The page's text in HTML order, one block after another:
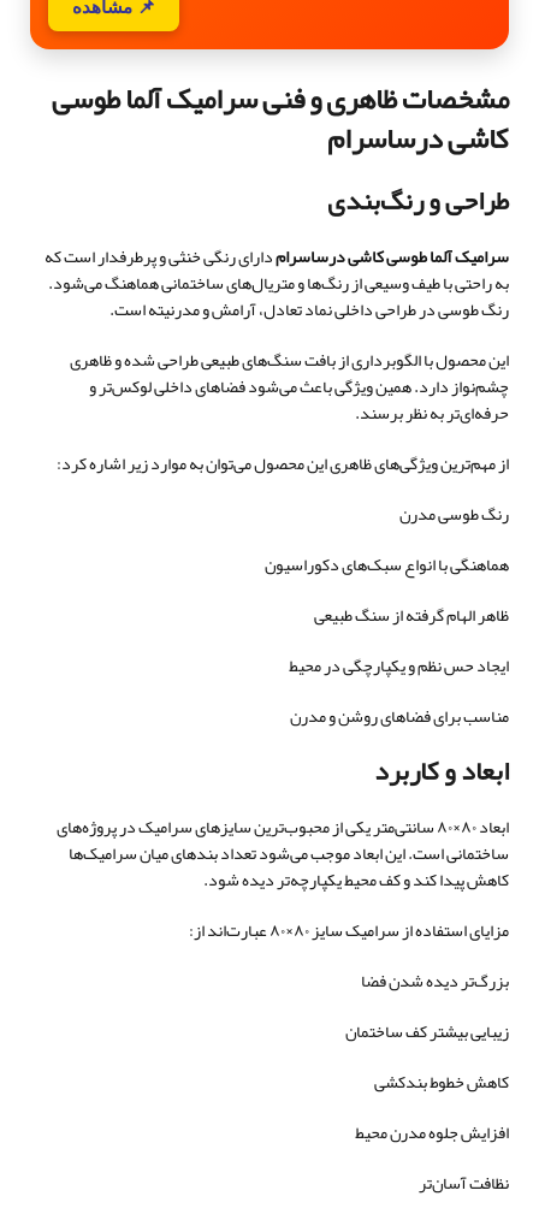
📌 مشاهده
مشخصات ظاهری و فنی سرامیک آلما طوسی
کاشی درساسرام
طراحی و رنگ‌بندی
سرامیک آلما طوسی کاشی درساسرامدارای رنگی خنثی و پرطرفدار است که
به راحتی با طیف وسیعی از رنگ‌ها و متریال‌های ساختمانی هماهنگ می‌شود.
رنگ طوسی در طراحی داخلی نماد تعادل، آرامش و مدرنیته است.
این محصول با الگوبرداری از بافت سنگ‌های طبیعی طراحی شده و ظاهری
چشم‌نواز دارد. همین ویژگی باعث می‌شود فضاهای داخلی لوکس‌تر و
حرفه‌ای‌تر به نظر برسند.
از مهم‌ترین ویژگی‌های ظاهری این محصول می‌توان به موارد زیر اشاره کرد:
رنگ طوسی مدرن
هماهنگی با انواع سبک‌های دکوراسیون
ظاهر الهام گرفته از سنگ طبیعی
ایجاد حس نظم و یکپارچگی در محیط
مناسب برای فضاهای روشن و مدرن
ابعاد و کاربرد
ابعاد ۸۰×۸۰ سانتی‌متر یکی از محبوب‌ترین سایزهای سرامیک در پروژه‌های
ساختمانی است. این ابعاد موجب می‌شود تعداد بندهای میان سرامیک‌ها
کاهش پیدا کند و کف محیط یکپارچه‌تر دیده شود.
مزایای استفاده از سرامیک سایز ۸۰×۸۰ عبارت‌اند از:
بزرگ‌تر دیده شدن فضا
زیبایی بیشتر کف ساختمان
کاهش خطوط بندکشی
افزایش جلوه مدرن محیط
نظافت آسان‌تر